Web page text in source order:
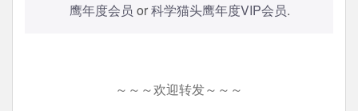
鹰年度会员 or科学猫头鹰年度VIP会员.
～～～欢迎转发～～～